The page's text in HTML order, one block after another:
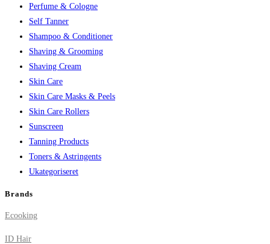
Perfume & Cologne
Self Tanner
Shampoo & Conditioner
Shaving & Grooming
Shaving Cream
Skin Care
Skin Care Masks & Peels
Skin Care Rollers
Sunscreen
Tanning Products
Toners & Astringents
Ukategoriseret
Brands
Ecooking
ID Hair